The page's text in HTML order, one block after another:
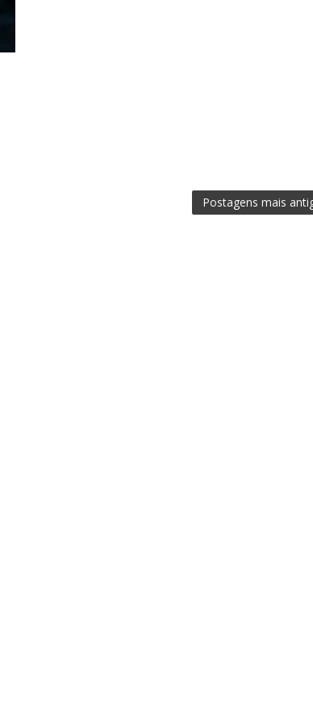
Postagens mais